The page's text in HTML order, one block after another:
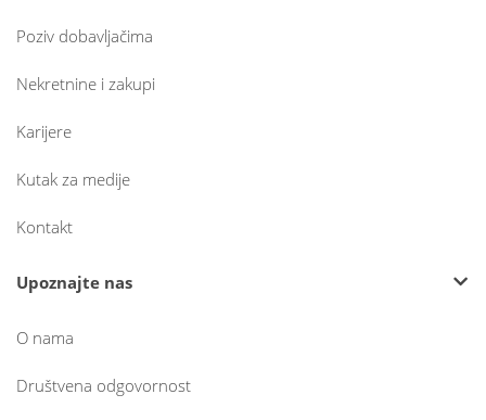
Poziv dobavljačima
Nekretnine i zakupi
Karijere
Kutak za medije
Kontakt
Upoznajte nas
O nama
Društvena odgovornost